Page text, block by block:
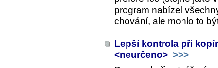
program nabízel
chování, ale mohlo to
Lepší kontrola při
<neurčeno> >>>